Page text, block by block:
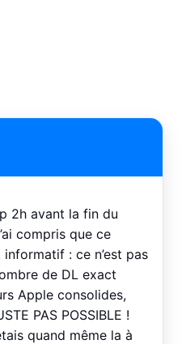
2h avant la fin du
compris que ce
: ce n’est pas
de DL exact
Apple consolides,
PAS POSSIBLE !
quand même la à